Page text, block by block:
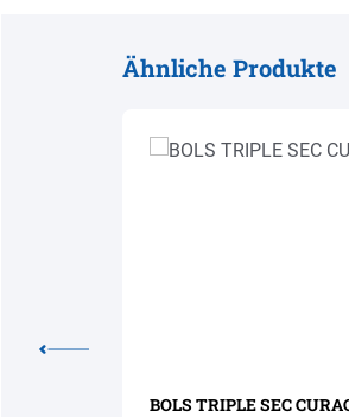
Ähnliche Produkte
BOLS TRIPLE SEC